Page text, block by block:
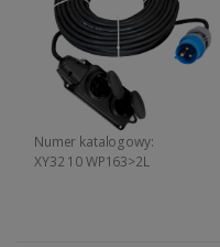
Numer katalogowy:
XY32 10 WP163>2L